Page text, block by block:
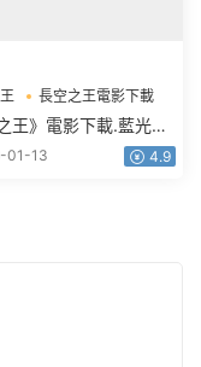
長空之王電影下載
王》電影下載.藍光版
國語中字
01-13 4.9